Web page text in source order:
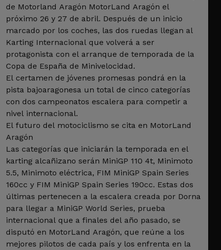
de Motorland Aragón MotorLand Aragón el
próximo 26 y 27 de abril. Después de un inicio
marcado por los coches, las dos ruedas llegan al
Karting Internacional que volverá a ser
protagonista con el arranque de temporada de la
Copa de España de Minivelocidad.
El certamen de jóvenes promesas pondrá en la
pista bajoaragonesa un total de cinco categorías
con dos campeonatos escalera para competir a
nivel internacional.
El futuro del motociclismo se cita en MotorLand
Aragón
Las categorías que iniciarán la temporada en el
karting alcañizano serán MiniGP 110 4t, Minimoto
5.5, Minimoto eléctrica, FIM MiniGP Spain Series
160cc y FIM MiniGP Spain Series 190cc. Estas dos
últimas pertenecen a la escalera creada por Dorna
para llegar a MiniGP World Series, prueba
internacional que a finales del año pasado, se
disputó en MotorLand Aragón, que reúne a los
mejores pilotos de cada país y los enfrenta en la